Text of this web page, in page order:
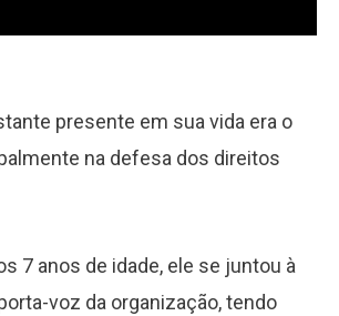
presente em sua vida era o
na defesa dos direitos
7 anos de idade, ele se juntou à
voz da organização, tendo